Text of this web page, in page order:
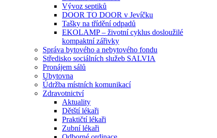
Vývoz septiků
DOOR TO DOOR v Jevíčku
Tašky na třídění odpadů
EKOLAMP – životní cyklus dosloužilé
kompaktní zářivky
Správa bytového a nebytového fondu
Středisko sociálních služeb SALVIA
Pronájem sálů
Ubytovna
Údržba místních komunikací
Zdravotnictví
Aktuality
Dětští lékaři
Praktičtí lékaři
Zubní lékaři